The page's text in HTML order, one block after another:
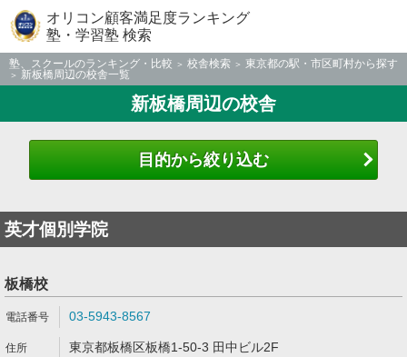
オリコン顧客満足度ランキング
塾・学習塾 検索
塾、スクールのランキング・比較 校舎検索
東京都の駅・市区町村から探す
新板橋周辺の校舎一覧
新板橋周辺の校舎
目的から絞り込む
英才個別学院
板橋校
03-5943-8567
東京都板橋区板橋1-50-3 田中ビル2F